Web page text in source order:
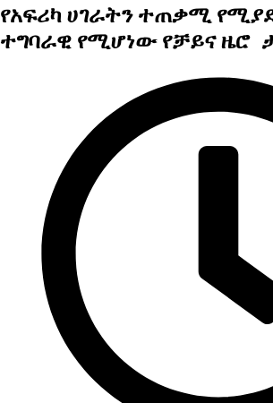
የአፍሪካ ሀገራትን ተጠቃሚ
ተግባራዊ የሚሆነው የቻይና ዜሮ